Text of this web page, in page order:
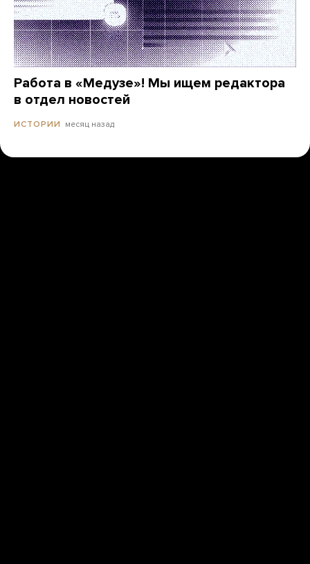
Работа в «Медузе»! Мы ищем редактора
в отдел новостей
ИСТОРИИ месяц назад